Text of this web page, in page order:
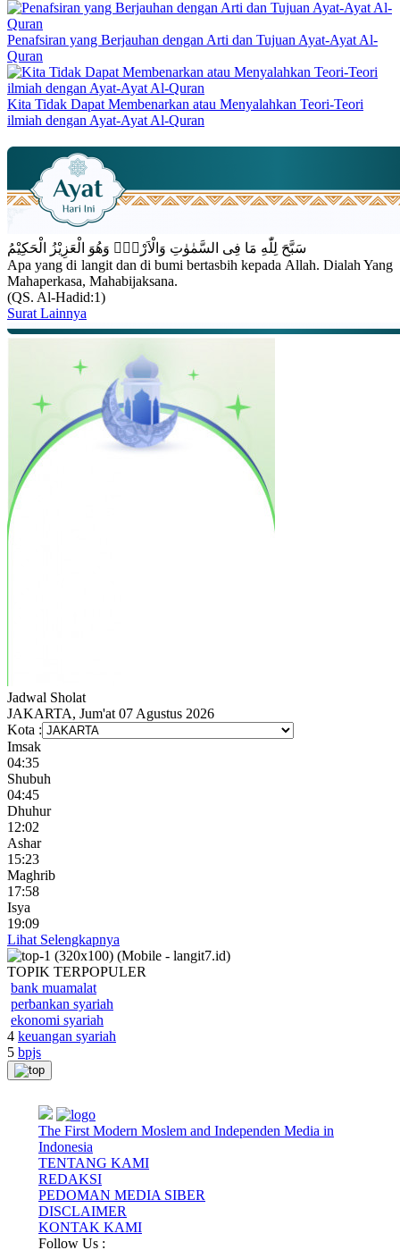
Penafsiran yang Berjauhan dengan Arti dan Tujuan Ayat-Ayat Al-
Quran
Kita Tidak Dapat Membenarkan atau Menyalahkan Teori-Teori
ilmiah dengan Ayat-Ayat Al-Quran
سَبَّحَ لِلّٰهِ مَا فِى السَّمٰوٰتِ وَالْاَرْضِۚ وَهُوَ الْعَزِيْزُ الْحَكِيْمُ
Apa yang di langit dan di bumi bertasbih kepada Allah. Dialah Yang
Mahaperkasa, Mahabijaksana.
(QS. Al-Hadid:1)
Surat Lainnya
Jadwal Sholat
JAKARTA, Jum'at 07 Agustus 2026
Kota :
Imsak
04:35
Shubuh
04:45
Dhuhur
12:02
Ashar
15:23
Maghrib
17:58
Isya
19:09
Lihat Selengkapnya
TOPIK TERPOPULER
bank muamalat
perbankan syariah
ekonomi syariah
4 keuangan syariah
5 bpjs
The First Modern Moslem and Independen Media in
Indonesia
TENTANG KAMI
REDAKSI
PEDOMAN MEDIA SIBER
DISCLAIMER
KONTAK KAMI
Follow Us :